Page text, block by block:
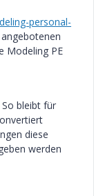
personal-
Modeling PE
bleibt für
diese
werden